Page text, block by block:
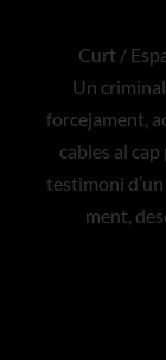
Curt /
Un
forcejament,
cables al
testimoni
ment,